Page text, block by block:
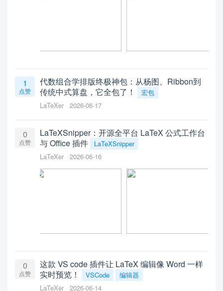
1
点赞
代数组合学排版终极神包：从杨图、Ribbon到
传统中式算盘，它全包了！
宏包
LaTeXer
2026-06-17
0
点赞
LaTeXSnipper：开源全平台 LaTeX 公式工作台
与 Office 插件
LaTeXSnipper
LaTeXer
2026-06-16
0
点赞
这款 VS code 插件让 LaTeX 编辑像 Word 一样
实时预览！
VSCode
编辑器
LaTeXer
2026-06-14